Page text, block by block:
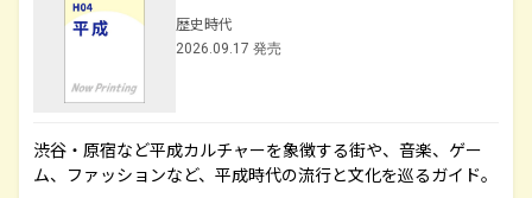
歴史時代
2026.09.17 発売
渋谷・原宿など平成カルチャーを象徴する街や、音楽、ゲー
ム、ファッションなど、平成時代の流行と文化を巡るガイド。